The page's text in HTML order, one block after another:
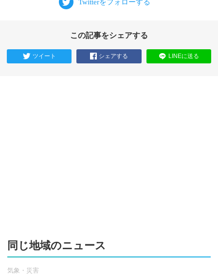
この記事をシェアする
ツイート シェアする LINEに送る
同じ地域のニュース
気象・災害